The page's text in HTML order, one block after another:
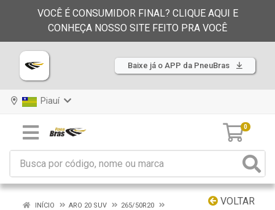
VOCÊ É CONSUMIDOR FINAL? CLIQUE AQUI E
CONHEÇA NOSSO SITE FEITO PRA VOCÊ
Baixe já o APP da PneuBras
Piauí
0
VOLTAR
INÍCIO ARO 20 SUV
265/50R20